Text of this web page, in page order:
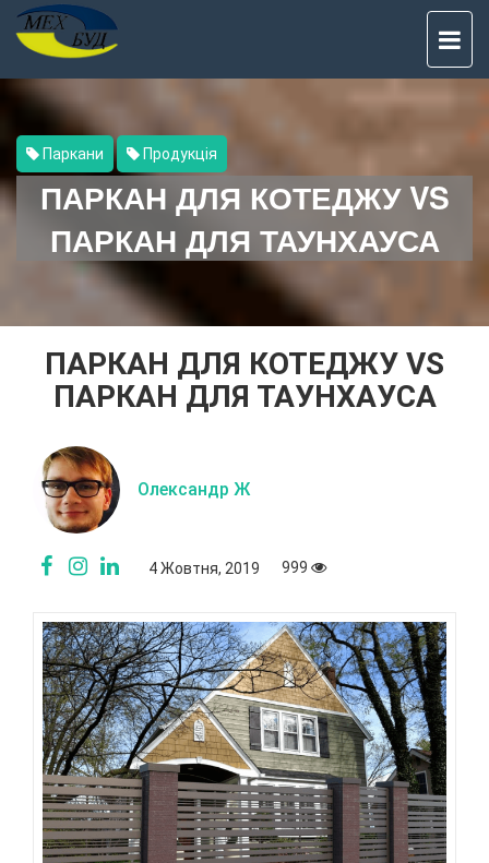
Паркани Продукція
ПАРКАН ДЛЯ КОТЕДЖУ VS
ПАРКАН ДЛЯ ТАУНХАУСА
ПАРКАН ДЛЯ КОТЕДЖУ VS
ПАРКАН ДЛЯ ТАУНХАУСА
Олександр Ж
4 Жовтня, 2019 999